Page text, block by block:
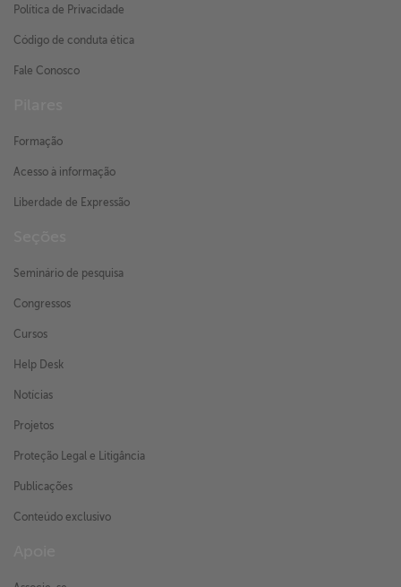
Política de Privacidade
Código de conduta ética
Fale Conosco
Formação
Acesso à informação
Liberdade de Expressão
Seminário de pesquisa
Congressos
Cursos
Help Desk
Notícias
Projetos
Proteção Legal e Litigância
Publicações
Conteúdo exclusivo